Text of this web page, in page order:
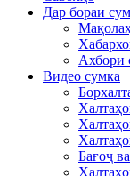
Дар бораи
Ахбори
Видео сумка
Бағоҷ